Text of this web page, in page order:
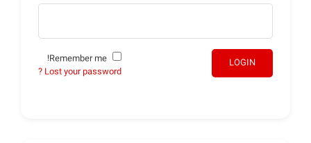
LOGIN
Lost your password ?